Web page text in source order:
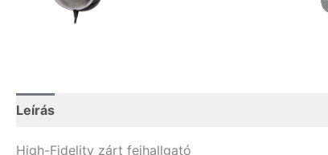
Leírás
High-Fidelity zárt fejhallgató